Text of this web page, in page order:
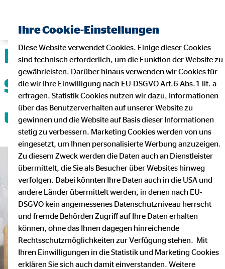
Deine Karriere mit
Sicherheit, Flexibilität
und Teamgeist!
Ihre Cookie-Einstellungen
Diese Website verwendet Cookies. Einige dieser Cookies
sind technisch erforderlich, um die Funktion der Website zu
gewährleisten. Darüber hinaus verwenden wir Cookies für
die wir Ihre Einwilligung nach EU-DSGVO Art.6 Abs.1 lit. a
erfragen. Statistik Cookies nutzen wir dazu, Informationen
über das Benutzerverhalten auf unserer Website zu
gewinnen und die Website auf Basis dieser Informationen
stetig zu verbessern. Marketing Cookies werden von uns
eingesetzt, um Ihnen personalisierte Werbung anzuzeigen.
Zu diesem Zweck werden die Daten auch an Dienstleister
übermittelt, die Sie als Besucher über Websites hinweg
verfolgen. Dabei könnten Ihre Daten auch in die USA und
andere Länder übermittelt werden, in denen nach EU-
DSGVO kein angemessenes Datenschutzniveau herrscht
und fremde Behörden Zugriff auf Ihre Daten erhalten
können, ohne das Ihnen dagegen hinreichende
Rechtsschutzmöglichkeiten zur Verfügung stehen. Mit
Ihren Einwilligungen in die Statistik und Marketing Cookies
erklären Sie sich auch damit einverstanden. Weitere